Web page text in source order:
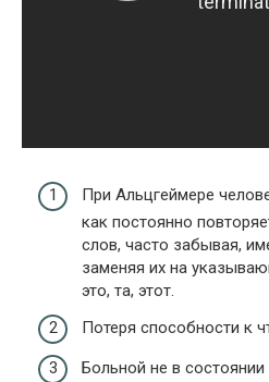
При Альцгеймере
как постоянно
слов, часто забывая,
заменяя их на
это, та, этот.
Потеря способности к
Больной не в